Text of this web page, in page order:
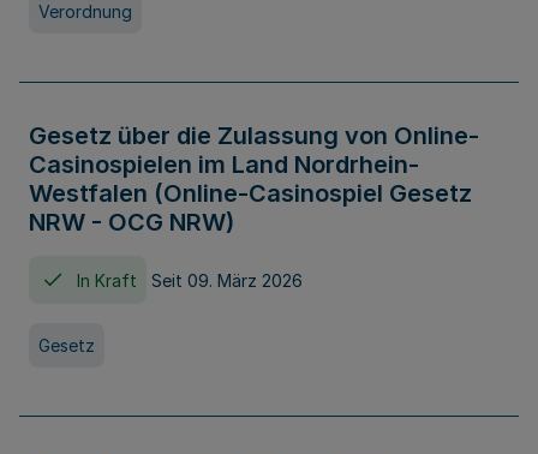
Verordnung
Gesetz über die Zulassung von Online-
Casinospielen im Land Nordrhein-
Westfalen (Online-Casinospiel Gesetz
NRW - OCG NRW)
In Kraft Seit 09. März 2026
Gesetz